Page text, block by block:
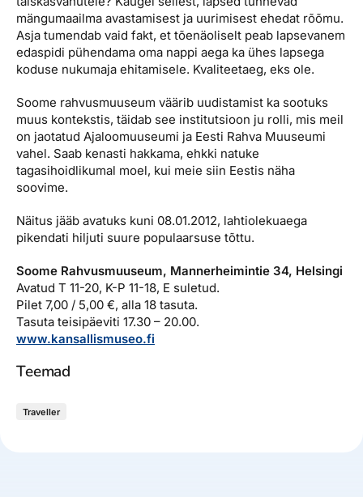
mängumaailma avastamisest ja uurimisest ehedat rõõmu.
Asja tumendab vaid fakt, et tõenäoliselt peab lapsevanem
edaspidi pühendama oma nappi aega ka ühes lapsega
koduse nukumaja ehitamisele. Kvaliteetaeg, eks ole.
Soome rahvusmuuseum väärib uudistamist ka sootuks
muus kontekstis, täidab see institutsioon ju rolli, mis meil
on jaotatud Ajaloomuuseumi ja Eesti Rahva Muuseumi
vahel. Saab kenasti hakkama, ehkki natuke
tagasihoidlikumal moel, kui meie siin Eestis näha
soovime.
Näitus jääb avatuks kuni 08.01.2012, lahtiolekuaega
pikendati hiljuti suure populaarsuse tõttu.
Soome Rahvusmuuseum, Mannerheimintie 34, Helsingi
Avatud T 11-20, K-P 11-18, E suletud.
Pilet 7,00 / 5,00 €, alla 18 tasuta.
Tasuta teisipäeviti 17.30 – 20.00.
www.kansallismuseo.fi
Teemad
Traveller